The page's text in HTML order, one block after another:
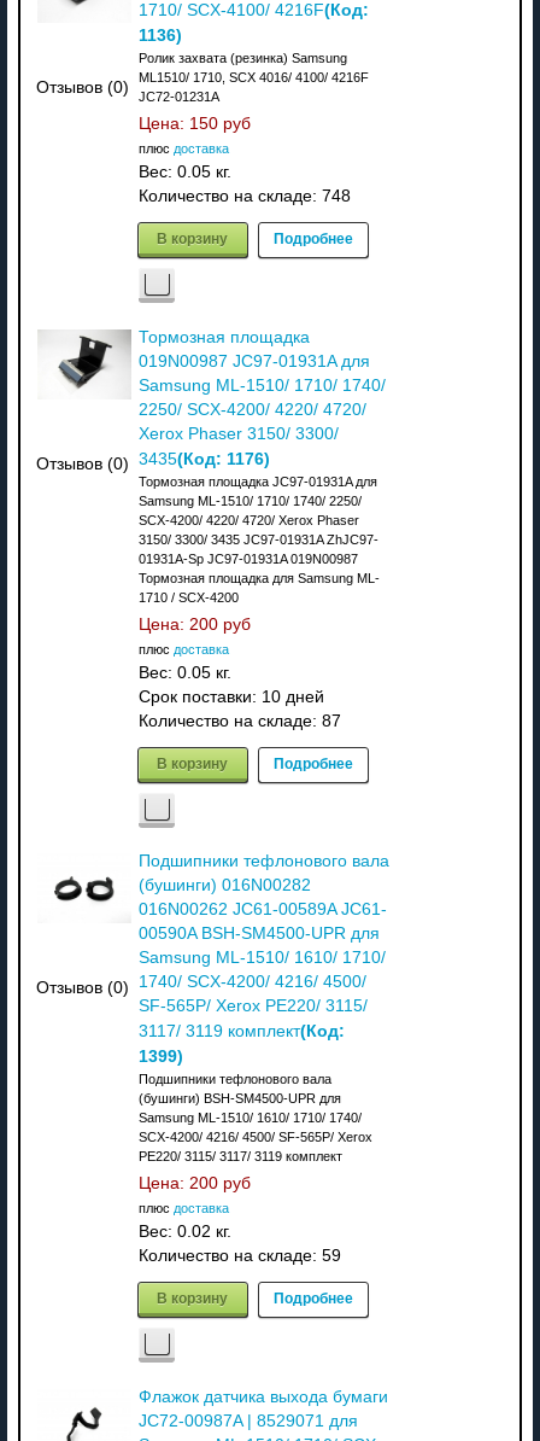
Отзывов (0)
1710/ SCX-4100/ 4216F(Код:
1136)
Ролик захвата (резинка) Samsung
ML1510/ 1710, SCX 4016/ 4100/ 4216F
JC72-01231A
Цена: 150 руб
плюс доставка
Вес: 0.05 кг.
Количество на складе: 748
В корзину Подробнее
Отзывов (0)
Тормозная площадка
019N00987 JC97-01931A для
Samsung ML-1510/ 1710/ 1740/
2250/ SCX-4200/ 4220/ 4720/
Xerox Phaser 3150/ 3300/
3435(Код: 1176)
Тормозная площадка JC97-01931A для
Samsung ML-1510/ 1710/ 1740/ 2250/
SCX-4200/ 4220/ 4720/ Xerox Phaser
3150/ 3300/ 3435 JC97-01931A ZhJC97-
01931A-Sp JC97-01931A 019N00987
Тормозная площадка для Samsung ML-
1710 / SCX-4200
Цена: 200 руб
плюс доставка
Вес: 0.05 кг.
Срок поставки: 10 дней
Количество на складе: 87
В корзину Подробнее
Отзывов (0)
Подшипники тефлонового вала
(бушинги) 016N00282
016N00262 JC61-00589A JC61-
00590A BSH-SM4500-UPR для
Samsung ML-1510/ 1610/ 1710/
1740/ SCX-4200/ 4216/ 4500/
SF-565P/ Xerox PE220/ 3115/
3117/ 3119 комплект(Код:
1399)
Подшипники тефлонового вала
(бушинги) BSH-SM4500-UPR для
Samsung ML-1510/ 1610/ 1710/ 1740/
SCX-4200/ 4216/ 4500/ SF-565P/ Xerox
PE220/ 3115/ 3117/ 3119 комплект
Цена: 200 руб
плюс доставка
Вес: 0.02 кг.
Количество на складе: 59
В корзину Подробнее
Флажок датчика выхода бумаги
JC72-00987A | 8529071 для